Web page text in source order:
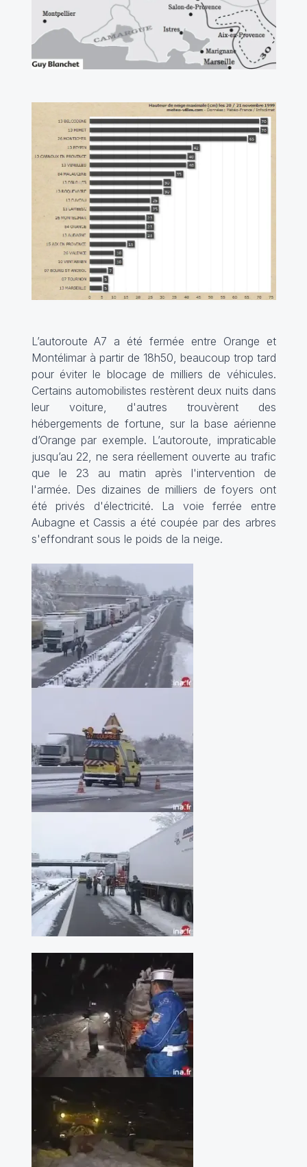
L’autoroute A7 a été fermée entre Orange et
Montélimar à partir de 18h50, beaucoup trop tard
pour éviter le blocage de milliers de véhicules.
Certains automobilistes restèrent deux nuits dans
leur voiture, d'autres trouvèrent des
hébergements de fortune, sur la base aérienne
d’Orange par exemple. L’autoroute, impraticable
jusqu’au 22, ne sera réellement ouverte au trafic
que le 23 au matin après l'intervention de
l'armée. Des dizaines de milliers de foyers ont
été privés d'électricité. La voie ferrée entre
Aubagne et Cassis a été coupée par des arbres
s'effondrant sous le poids de la neige.